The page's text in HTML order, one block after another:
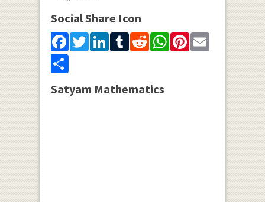
Social Share Icon
Facebook
Twitter
LinkedIn
Tumblr
Reddit
WhatsApp
Pinterest
Email
Share
Satyam Mathematics